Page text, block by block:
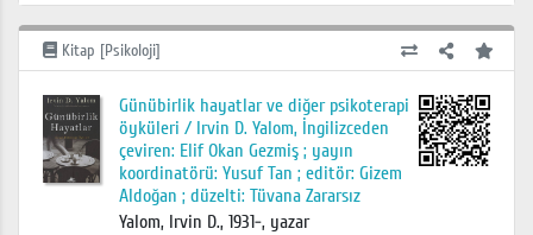
Kitap [Psikoloji]
Günübirlik hayatlar ve diğer psikoterapi
öyküleri / Irvin D. Yalom, İngilizceden
çeviren: Elif Okan Gezmiş ; yayın
koordinatörü: Yusuf Tan ; editör: Gizem
Aldoğan ; düzelti: Tüvana Zararsız
Yalom, Irvin D., 1931-, yazar